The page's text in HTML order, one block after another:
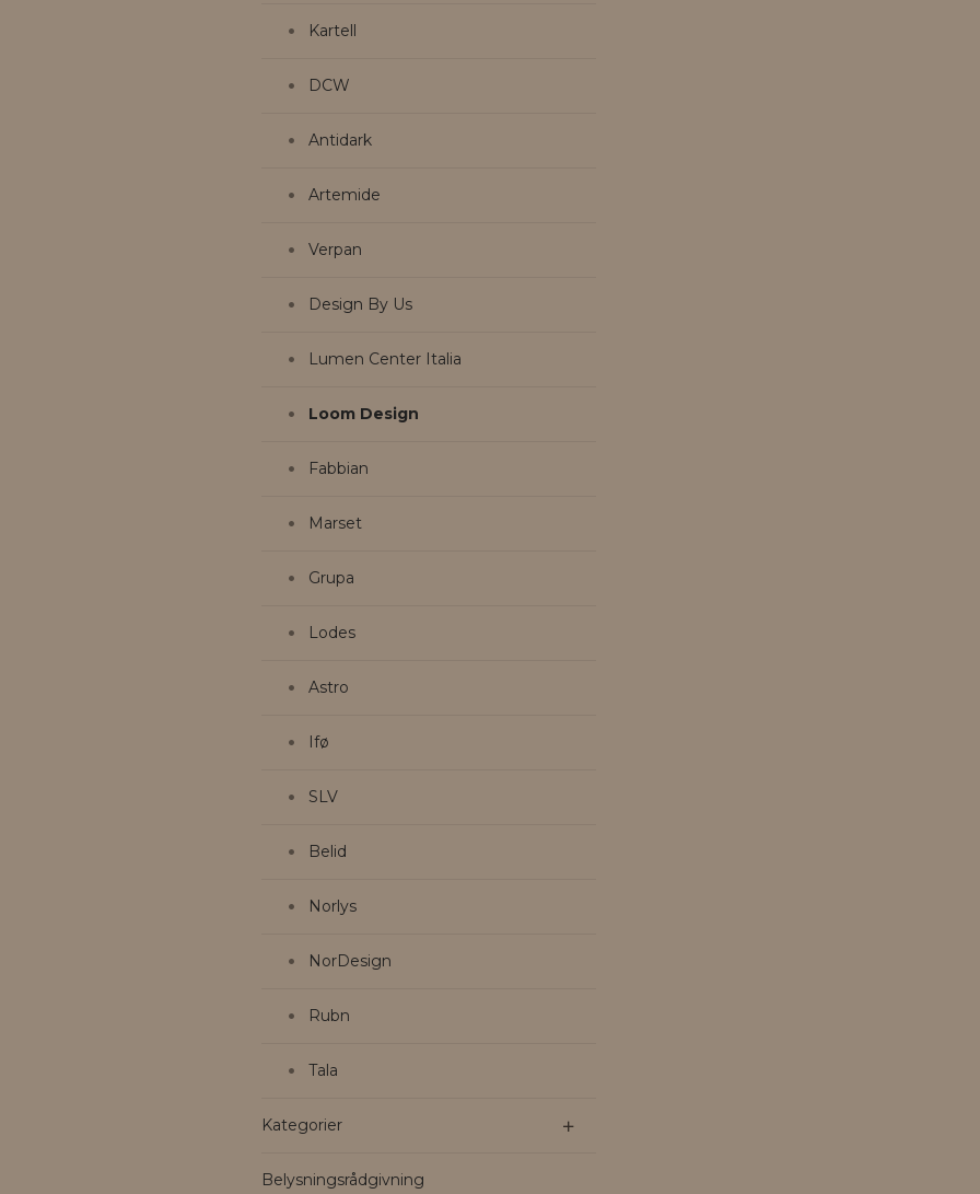
Kartell
DCW
Antidark
Artemide
Verpan
Design By Us
Lumen Center Italia
Loom Design
Fabbian
Marset
Grupa
Lodes
Astro
Ifø
SLV
Belid
Norlys
NorDesign
Rubn
Tala
Kategorier
Belysningsrådgivning